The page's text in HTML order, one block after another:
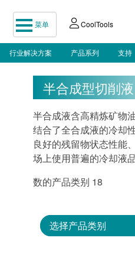
菜单 CoolTools
行业解决方案 产品系列 支持
半合成型切削
半合成液含高精炼矿物
结合了全合成液的冷却
良好的残留物状态性能
场上使用普遍的冷却液品
数的产品类别 18
选择产品类别